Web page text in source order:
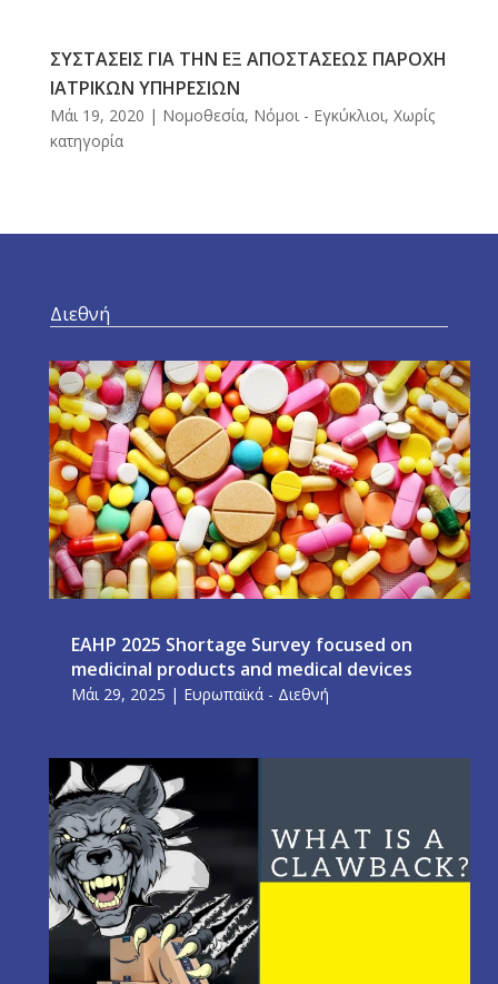
ΣΥΣΤΑΣΕΙΣ ΓΙΑ ΤΗΝ ΕΞ ΑΠΟΣΤΑΣΕΩΣ ΠΑΡΟΧΗ
ΙΑΤΡΙΚΩΝ ΥΠΗΡΕΣΙΩΝ
Μάι 19, 2020 | Νομοθεσία, Νόμοι - Εγκύκλιοι, Χωρίς
κατηγορία
Διεθνή
EAHP 2025 Shortage Survey focused on
medicinal products and medical devices
Μάι 29, 2025 | Ευρωπαϊκά - Διεθνή